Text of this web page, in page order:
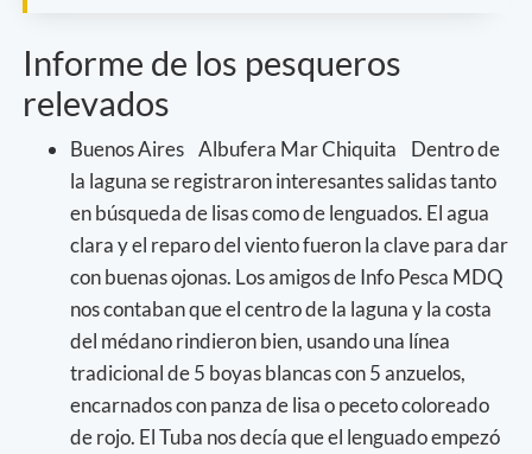
Informe de los pesqueros
relevados
Buenos Aires Albufera Mar Chiquita Dentro de
la laguna se registraron interesantes salidas tanto
en búsqueda de lisas como de lenguados. El agua
clara y el reparo del viento fueron la clave para dar
con buenas ojonas. Los amigos de Info Pesca MDQ
nos contaban que el centro de la laguna y la costa
del médano rindieron bien, usando una línea
tradicional de 5 boyas blancas con 5 anzuelos,
encarnados con panza de lisa o peceto coloreado
de rojo. El Tuba nos decía que el lenguado empezó